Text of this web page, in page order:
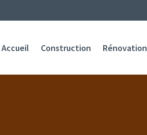
Accueil Construction Rénovation